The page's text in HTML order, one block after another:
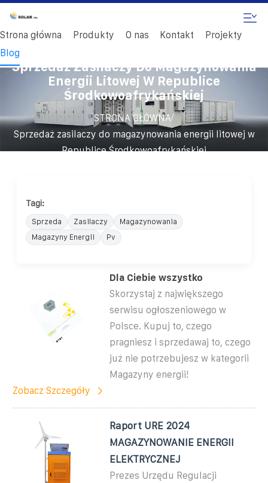
Strona główna Produkty O nas Kontakt
Projekty
Blog
Sprzedaż Zasilaczy Do Magazynowania
Energii Litowej W Republice
Środkowoafrykańskiej
STRONA GŁÓWNA/
Sprzedaż zasilaczy do magazynowania energii litowej w
Republice Środkowoafrykańskiej
Tagi:
Sprzeda Zasilaczy
Magazynowania
Magazyny Energii
Pv
Dla Ciebie wszystko
Skorzystaj z największego
serwisu ogłoszeniowego w
Polsce. Kupuj to, czego
pragniesz i sprzedawaj to, czego
już nie potrzebujesz w kategorii
Magazyny energii!
Zobacz Szczegóły
Raport URE 2024
MAGAZYNOWANIE ENERGII
ELEKTRYCZNEJ
Prezes Urzędu Regulacji